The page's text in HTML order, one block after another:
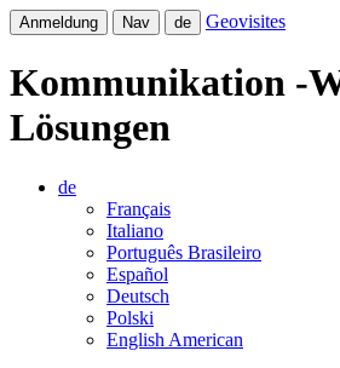
Anmeldung Nav de Geovisites
Kommunikation -
Lösungen
de
Français
Italiano
Português Brasileiro
Español
Deutsch
Polski
English American